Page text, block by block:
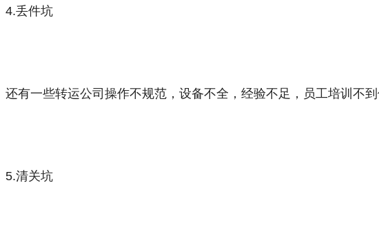
4.丢件坑
还有一些转运公司操作不规范，设备不全，经验不足，员工培训不
5.清关坑